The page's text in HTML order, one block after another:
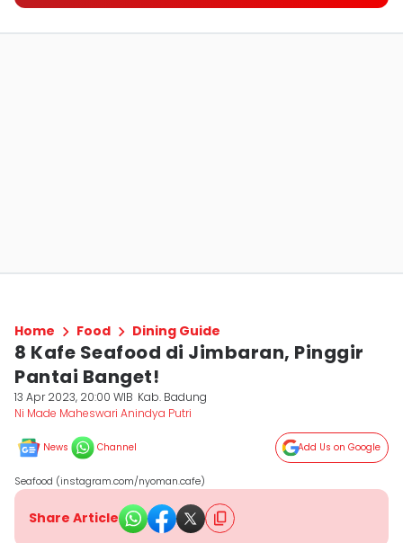
Home Food Dining Guide
8 Kafe Seafood di Jimbaran, Pinggir
Pantai Banget!
13 Apr 2023, 20:00 WIB Kab. Badung
Ni Made Maheswari Anindya Putri
News Channel Add Us on Google
Seafood (instagram.com/nyoman.cafe)
Share Article